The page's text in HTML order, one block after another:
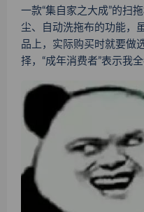
一款“集自家之大成”的扫
尘、自动洗拖布的功能，
品上，实际购买时就要做
择，“成年消费者”表示我全